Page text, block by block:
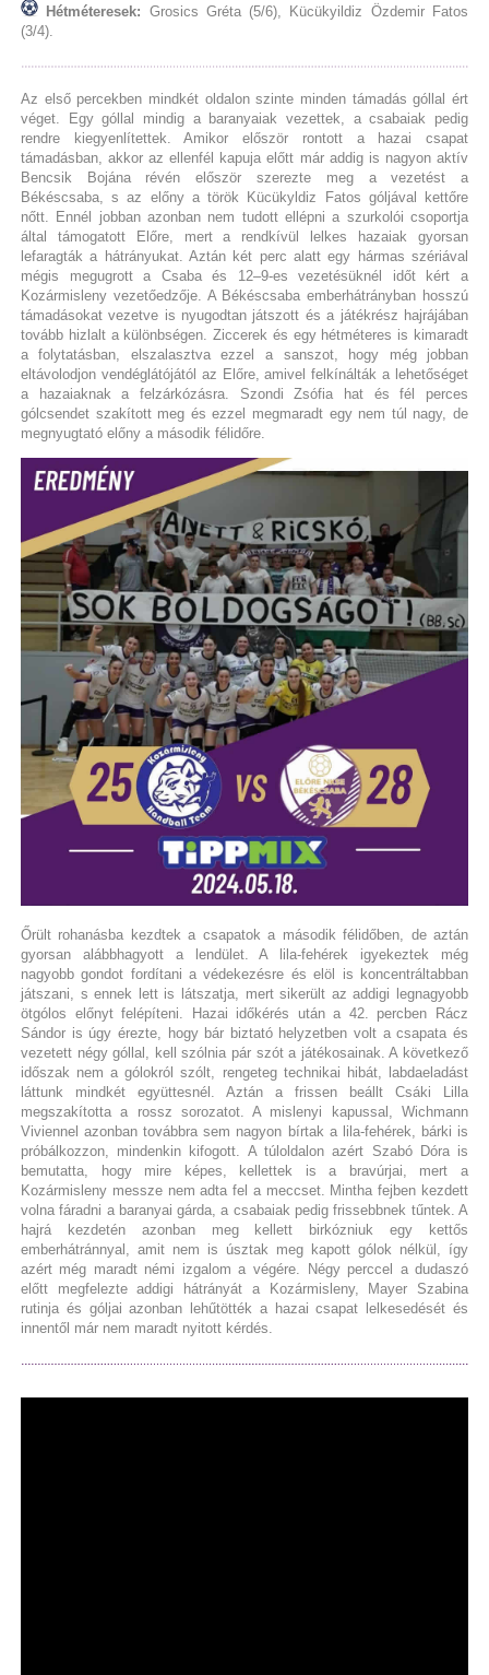
Hétméteresek: Grosics Gréta (5/6), Kücükyildiz Özdemir Fatos
(3/4).
Az első percekben mindkét oldalon szinte minden támadás góllal ért
véget. Egy góllal mindig a baranyaiak vezettek, a csabaiak pedig
rendre kiegyenlítettek. Amikor először rontott a hazai csapat
támadásban, akkor az ellenfél kapuja előtt már addig is nagyon aktív
Bencsik Bojána révén először szerezte meg a vezetést a
Békéscsaba, s az előny a török Kücükyldiz Fatos góljával kettőre
nőtt. Ennél jobban azonban nem tudott ellépni a szurkolói csoportja
által támogatott Előre, mert a rendkívül lelkes hazaiak gyorsan
lefaragták a hátrányukat. Aztán két perc alatt egy hármas szériával
mégis megugrott a Csaba és 12–9-es vezetésüknél időt kért a
Kozármisleny vezetőedzője. A Békéscsaba emberhátrányban hosszú
támadásokat vezetve is nyugodtan játszott és a játékrész hajrájában
tovább hizlalt a különbségen. Ziccerek és egy hétméteres is kimaradt
a folytatásban, elszalasztva ezzel a sanszot, hogy még jobban
eltávolodjon vendéglátójától az Előre, amivel felkínálták a lehetőséget
a hazaiaknak a felzárkózásra. Szondi Zsófia hat és fél perces
gólcsendet szakított meg és ezzel megmaradt egy nem túl nagy, de
megnyugtató előny a második félidőre.
Őrült rohanásba kezdtek a csapatok a második félidőben, de aztán
gyorsan alábbhagyott a lendület. A lila-fehérek igyekeztek még
nagyobb gondot fordítani a védekezésre és elöl is koncentráltabban
játszani, s ennek lett is látszatja, mert sikerült az addigi legnagyobb
ötgólos előnyt felépíteni. Hazai időkérés után a 42. percben Rácz
Sándor is úgy érezte, hogy bár biztató helyzetben volt a csapata és
vezetett négy góllal, kell szólnia pár szót a játékosainak. A következő
időszak nem a gólokról szólt, rengeteg technikai hibát, labdaeladást
láttunk mindkét együttesnél. Aztán a frissen beállt Csáki Lilla
megszakította a rossz sorozatot. A mislenyi kapussal, Wichmann
Viviennel azonban továbbra sem nagyon bírtak a lila-fehérek, bárki is
próbálkozzon, mindenkin kifogott. A túloldalon azért Szabó Dóra is
bemutatta, hogy mire képes, kellettek is a bravúrjai, mert a
Kozármisleny messze nem adta fel a meccset. Mintha fejben kezdett
volna fáradni a baranyai gárda, a csabaiak pedig frissebbnek tűntek. A
hajrá kezdetén azonban meg kellett birkózniuk egy kettős
emberhátránnyal, amit nem is úsztak meg kapott gólok nélkül, így
azért még maradt némi izgalom a végére. Négy perccel a dudaszó
előtt megfelezte addigi hátrányát a Kozármisleny, Mayer Szabina
rutinja és góljai azonban lehűtötték a hazai csapat lelkesedését és
innentől már nem maradt nyitott kérdés.